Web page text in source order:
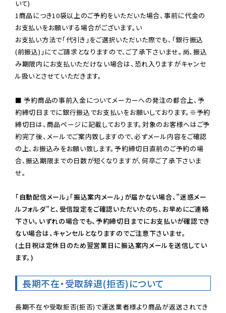
いて)
1商品につき10袋以上のご予約をいただいた場合、事前に代金の
お支払いをお願いする場合がございます。い
お支払い方法で「代引き」をご選択いただいた際でも、「銀行振込
(前振込)」にてご請求となりますので、ご了承下さいませ。尚、振込
み期限内にお支払いただけない場合は、恐れ入りますがキャンセ
ル扱いとさせていただきます。
■ 予約商品の事前入金についてメーカーへの発注の都合上、予
約締切日までに銀行振込でお支払いをお願いしております。※予約
締切日は、商品ページに記載しております。対象のお客様へはご予
約完了後、メールでご案内致しますので、必ずメール内容をご確認
の上、お振込みをお願い致します。予約締切日直前のご予約の場
合、振込期限までの日数が短くなりますが、何卒ご了承下さいま
せ。
「自動配信メール」「振込案内メール」が届かない場合、”迷惑メー
ルフォルダ”と、受信設定をご確認いただいたのち、お早めにご連絡
下さい。いずれの場合でも、予約締切日までにお支払いが確認でき
ない場合は、キャンセルとなりますのでご注意下さいませ。
(土日祝は定休日のため翌営業日に振込案内メールを送信してい
ます。)
長期不在・受取辞退(拒否)について
長期不在や受取拒否(拒否)で運送業者様より商品が返送されてき